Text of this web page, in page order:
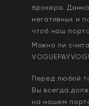
брокера.
негативных и
чтоб наш
Можно ли
Перед любой
Вы всегда
на нашем